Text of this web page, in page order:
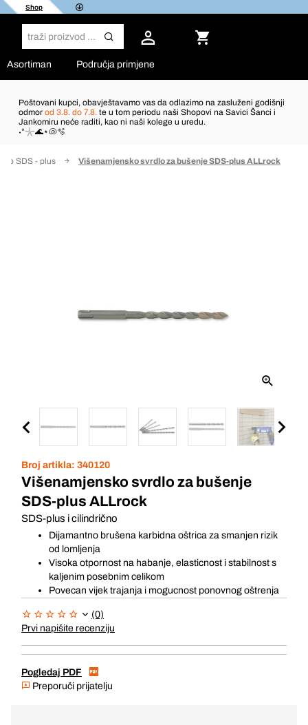
Shop
Asortiman Područja primjene
Poštovani kupci, obavještavamo vas da odlazimo na zasluženi godišnji
odmor od 3.8. do 7.8. te u tom periodu naši Shopovi na Savici Šanci i
Jankomiru neće raditi, kao ni naši kolege u uredu.
˖°𓇼🌊⋆🐚🫧
SDS - plus Višenamjensko svrdlo za bušenje SDS-plus ALLrock
Broj artikla: 340120
Višenamjensko svrdlo za bušenje
SDS-plus ALLrock
SDS-plus i cilindrično
Dijamantno brušena karbidna oštrica za smanjen rizik
od lomljenja
Visoka otpornost na habanje, elasticnost i stabilnost s
kaljenim posebnim celikom
Povecan vijek trajanja i mogucnost ponovnog oštrenja
(0)
Prvi napišite recenziju
Pogledaj PDF
Preporuči prijatelju